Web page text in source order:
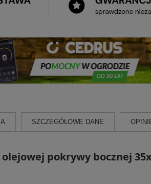
SZCZEGÓŁOWE DANE
pokrywy bocznej